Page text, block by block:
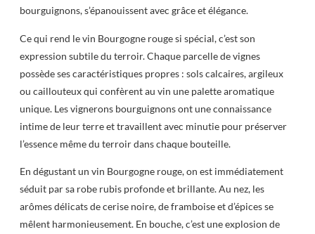
bourguignons, s’épanouissent avec grâce et élégance.
Ce qui rend le vin Bourgogne rouge si spécial, c’est son
expression subtile du terroir. Chaque parcelle de vignes
possède ses caractéristiques propres : sols calcaires, argileux
ou caillouteux qui confèrent au vin une palette aromatique
unique. Les vignerons bourguignons ont une connaissance
intime de leur terre et travaillent avec minutie pour préserver
l’essence même du terroir dans chaque bouteille.
En dégustant un vin Bourgogne rouge, on est immédiatement
séduit par sa robe rubis profonde et brillante. Au nez, les
arômes délicats de cerise noire, de framboise et d’épices se
mêlent harmonieusement. En bouche, c’est une explosion de